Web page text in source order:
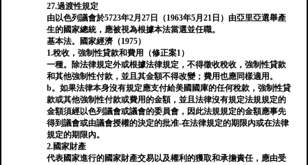
27.過渡性規定
由以色列議會於5723年2月27日（1963年5月21日）由亞里亞選舉產
生的國家總統，應被視為根據本法當選並任職。
基本法。國家經濟（1975）
1.稅收，強制性貸款和費用（修正案1）
一種。除法律規定外或根據法律規定，不得徵收稅收，強制性貸款
和其他強制性付款，並且其金額不得改變；費用也應同樣適用。
b。如果法律本身沒有規定應支付給美國國庫的任何稅款，強制性貸
款或其他強制性付款或費用的金額，並且法律沒有規定法規規定的
金額須經以色列議會或議會的委員會，因此法規規定的金額應事先
得到議會或由議會授權的決定的批准-在法律規定的期限內或在法律
規定的期限內。
2.國家財產
代表國家進行的國家財產交易以及權利的獲取和承擔責任，應由受